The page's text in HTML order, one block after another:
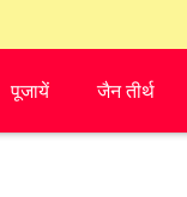
पूजायें जैन तीर्थ